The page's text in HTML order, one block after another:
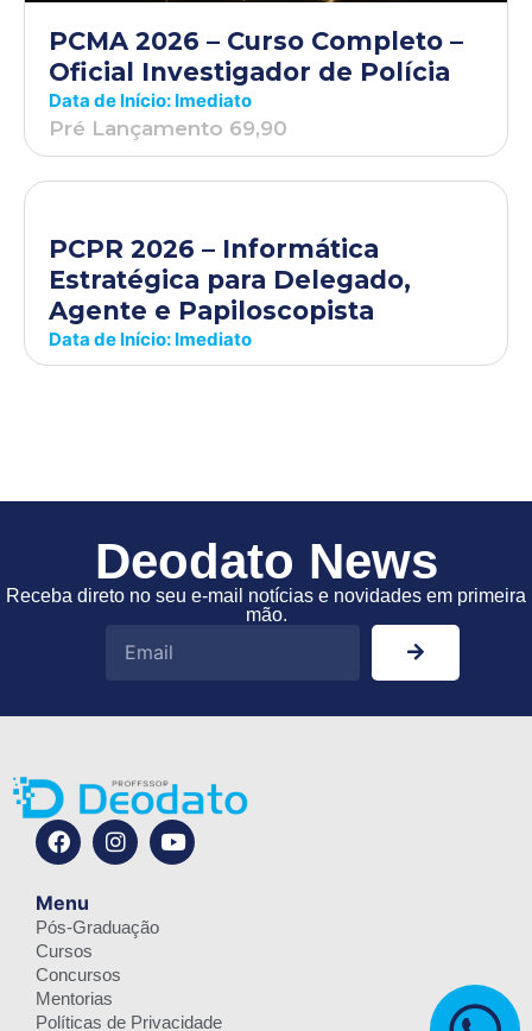
PCMA 2026 – Curso Completo –
Oficial Investigador de Polícia
Data de Início: Imediato
Pré Lançamento 69,90
PCPR 2026 – Informática
Estratégica para Delegado,
Agente e Papiloscopista
Data de Início: Imediato
Deodato News
Receba direto no seu e-mail notícias e novidades em primeira
mão.
Menu
Pós-Graduação
Cursos
Concursos
Mentorias
Políticas de Privacidade